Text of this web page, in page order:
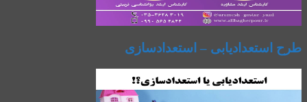
طرح استعدادیابی – استعدادسازی